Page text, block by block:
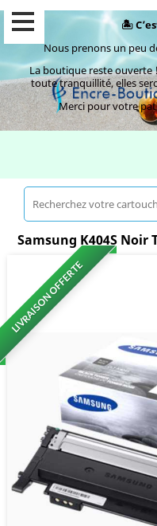
🏝️
Nous prenons un peu
La boutique reste ouverte
toute tranquillité, elles
Merci pour votre
Samsung K404S Noir
LIVRAISON OFFERTE